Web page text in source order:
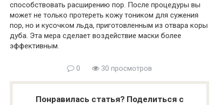
способствовать расширению пор. После процедуры вы
может не только протереть кожу тоником для сужения
пор, но и кусочком льда, приготовленным из отвара коры
дуба. Эта мера сделает воздействие маски более
эффективным.
0 30 просмотров
Понравилась статья? Поделиться с